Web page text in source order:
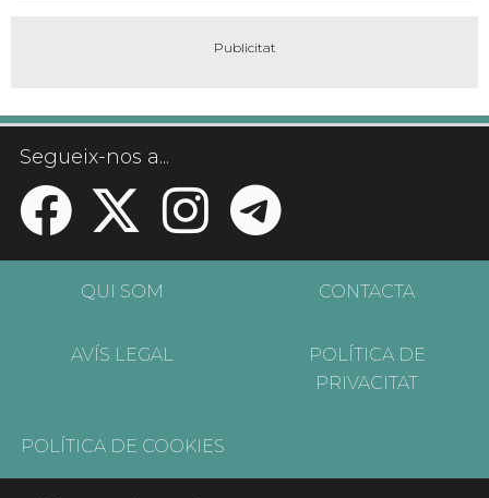
Segueix-nos a...
QUI SOM CONTACTA
AVÍS LEGAL
POLÍTICA DE
PRIVACITAT
POLÍTICA DE COOKIES